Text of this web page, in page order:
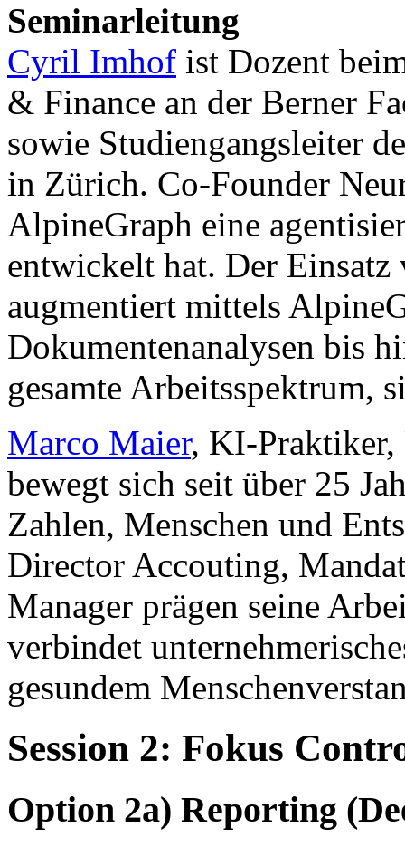
Seminarleitung
Cyril Imhof ist Dozent
& Finance an der Berner
sowie Studiengangsleiter
in Zürich. Co-Founder
AlpineGraph eine
entwickelt hat. Der
augmentiert mittels
Dokumentenanalysen bis
gesamte Arbeitsspektrum,
Marco Maier, KI-Praktiker,
bewegt sich seit über 25
Zahlen, Menschen und
Director Accouting,
Manager prägen seine
verbindet
gesundem
Session 2: Fokus
Option 2a) Reporting